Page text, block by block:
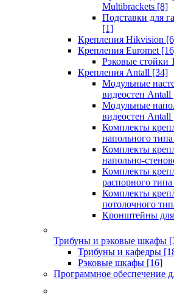
Multibrackets [8]
Подставки для
[1]
Крепления Hikvision
Крепления Euromet
Рэковые стойки
Крепления Antall [34]
Модульные
видеостен Antall
Модульные
видеостен Antall
Комплекты
напольного
Комплекты
напольно-
Комплекты
распорного
Комплекты
потолочного
Кронштейны
Трибуны и рэковые шкафы
Трибуны и кафедры
Рэковые шкафы [16]
Программное обеспечение